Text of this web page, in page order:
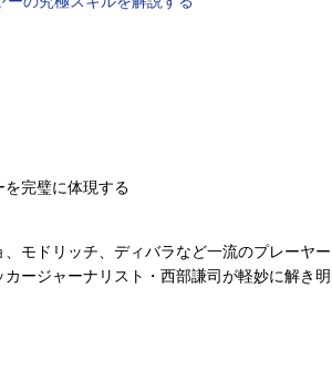
完璧に体現する
モドリッチ、ディバラなど一流のプレーヤー
ージャーナリスト・西部謙司が軽妙に解き明